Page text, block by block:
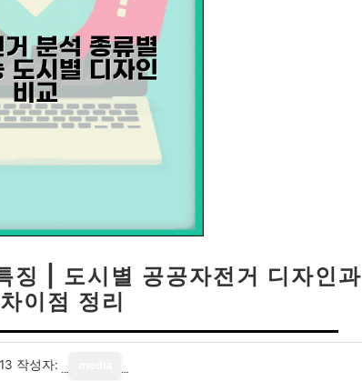
징 | 도시별 공공자전거 디자인과
이점 정리
작성자: